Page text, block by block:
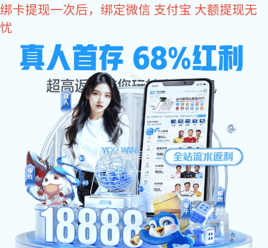
星空电子